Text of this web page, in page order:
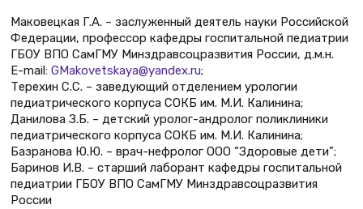
Маковецкая Г.А. – заслуженный деятель науки Российской
Федерации, профессор кафедры госпитальной педиатрии
ГБОУ ВПО СамГМУ Минздравсоцразвития России, д.м.н.
E-mail: GMakovetskaya@yandex.ru;
Терехин С.С. – заведующий отделением урологии
педиатрического корпуса СОКБ им. М.И. Калинина;
Данилова З.Б. – детский уролог-андролог поликлиники
педиатрического корпуса СОКБ им. М.И. Калинина;
Базранова Ю.Ю. – врач-нефролог ООО “Здоровые дети”;
Баринов И.В. – старший лаборант кафедры госпитальной
педиатрии ГБОУ ВПО СамГМУ Минздравсоцразвития
России